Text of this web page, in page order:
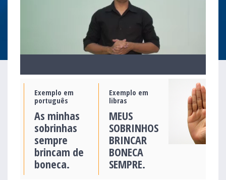
Exemplo em
português
As minhas
sobrinhas
sempre
brincam de
boneca.
Exemplo em
libras
MEUS
SOBRINHOS
BRINCAR
BONECA
SEMPRE.